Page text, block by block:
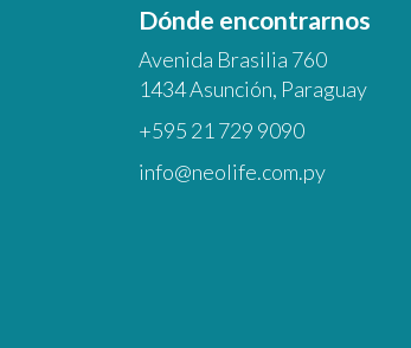
Dónde encontrarnos
Avenida Brasilia 760
1434 Asunción, Paraguay
+595 21 729 9090
info@neolife.com.py